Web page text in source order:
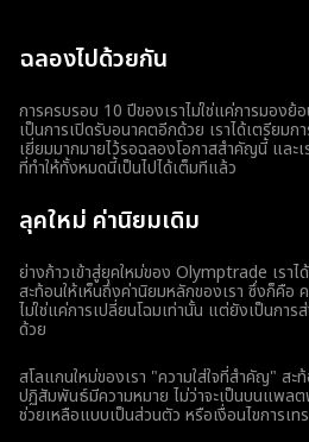
ฉลองไปด้วยกัน
การครบรอบ 10 ปีของเราไม่ใช่แค่การมองย้
เป็นการเปิดรับอนาคตอีกด้วย เราได้เตรียม
เยี่ยมมากมายไว้รอฉลองโอกาสสำคัญนี้ และ
ที่ทำให้ทั้งหมดนี้เป็นไปได้เต็มทีแล้ว
ลุคใหม่ ค่านิยมเดิม
ย่างก้าวเข้าสู่ยุคใหม่ของ Olymptrade เราไ
สะท้อนให้เห็นถึงค่านิยมหลักของเรา ซึ่งก็คือ
ไม่ใช่แค่การเปลี่ยนโฉมเท่านั้น แต่ยังเป็นการ
ด้วย
สโลแกนใหม่ของเรา "ความใส่ใจที่สำคัญ" สะ
ปฏิสัมพันธ์มีความหมาย ไม่ว่าจะเป็นบนแพล
ช่วยเหลือแบบเป็นส่วนตัว หรือเงื่อนไขการเ